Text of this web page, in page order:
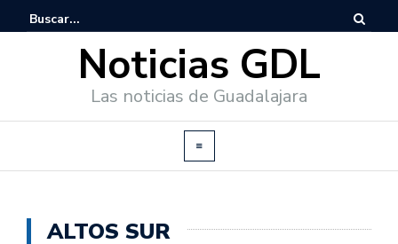
Noticias GDL
Las noticias de Guadalajara
ALTOS SUR